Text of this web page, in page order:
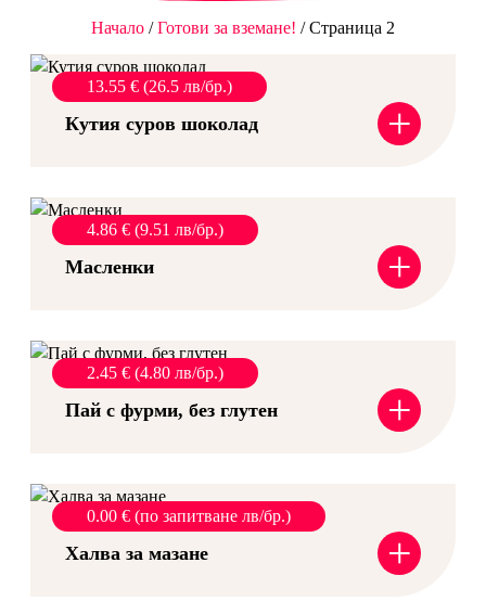
Начало /Готови за вземане! / Страница 2
Кутия суров шоколад +
13.55 € (26.5 лв/бр.)
Масленки +
4.86 € (9.51 лв/бр.)
Пай с фурми, без глутен +
2.45 € (4.80 лв/бр.)
Халва за мазане +
0.00 € (по запитване лв/бр.)